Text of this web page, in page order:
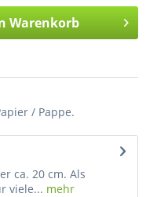
Warenkorb
/ Pappe.
ca. 20 cm. Als
viele... mehr